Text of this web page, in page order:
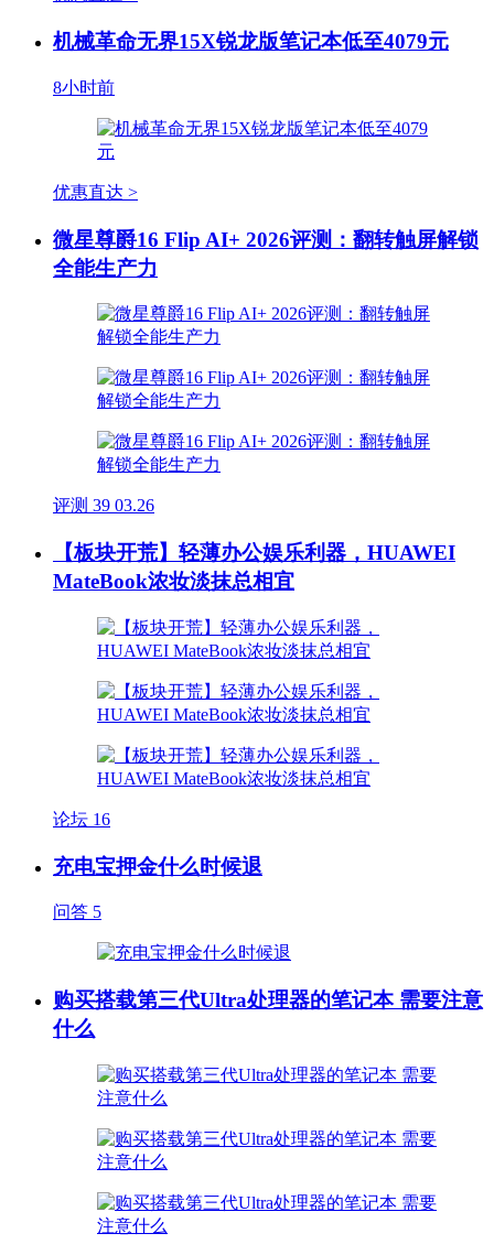
机械革命无界15X锐龙版笔记本低至4079元
8小时前
优惠直达 >
微星尊爵16 Flip AI+ 2026评测：翻转触屏解锁
全能生产力
评测 39 03.26
【板块开荒】轻薄办公娱乐利器，HUAWEI
MateBook浓妆淡抹总相宜
论坛 16
充电宝押金什么时候退
问答 5
购买搭载第三代Ultra处理器的笔记本 需要注意
什么